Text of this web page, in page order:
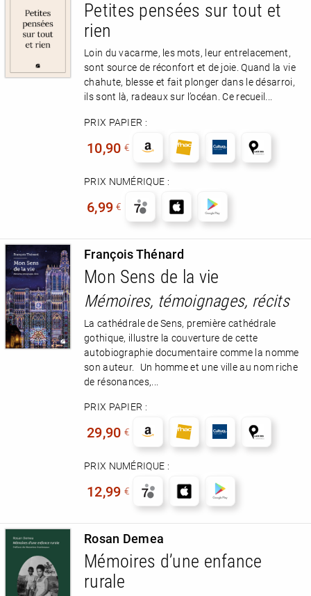
TOUT LE CATALOGUE
RENCONTRE AVEC…
REVUE DE PRESSE
Petites pensées sur tout et
rien
Loin du vacarme, les mots, leur entrelacement,
sont source de réconfort et de joie. Quand la vie
chahute, blesse et fait plonger dans le désarroi,
ils sont là, radeaux sur l’océan. Ce recueil...
PRIX PAPIER :
10,90 €
PRIX NUMÉRIQUE :
6,99 €
François Thénard
Mon Sens de la vie
Mémoires, témoignages, récits
La cathédrale de Sens, première cathédrale
gothique, illustre la couverture de cette
autobiographie documentaire comme la nomme
son auteur. Un homme et une ville au nom riche
de résonances,...
PRIX PAPIER :
29,90 €
PRIX NUMÉRIQUE :
12,99 €
Rosan Demea
Mémoires d’une enfance
rurale